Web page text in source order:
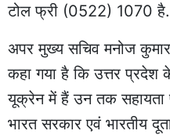
टोल फ्री (0522) 1070 है.
अपर मुख्य सचिव मनोज कुमार
कहा गया है कि उत्तर प्रदेश के
यूक्रेन में हैं उन तक सहायता
भारत सरकार एवं भारतीय